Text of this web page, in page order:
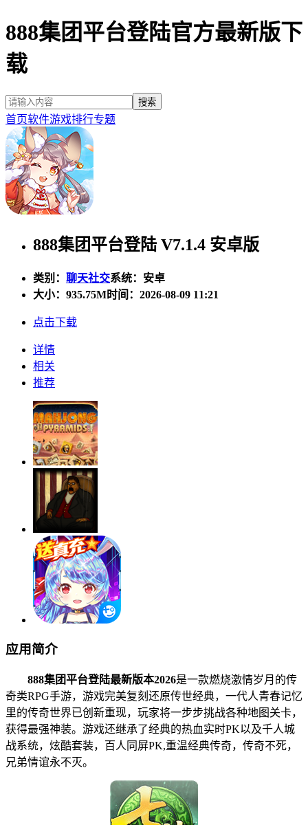
888集团平台登陆官方最新版下
载
首页软件游戏排行专题
888集团平台登陆 V7.1.4 安卓版
类别： 聊天社交系统：安卓
大小： 935.75M时间：2026-08-09 11:21
点击下载
详情
相关
推荐
应用简介
888集团平台登陆最新版本2026是一款燃烧激情岁月的传
奇类RPG手游，游戏完美复刻还原传世经典，一代人青春记忆
里的传奇世界已创新重现，玩家将一步步挑战各种地图关卡，
获得最强神装。游戏还继承了经典的热血实时PK以及千人城
战系统，炫酷套装，百人同屏PK,重温经典传奇，传奇不死，
兄弟情谊永不灭。